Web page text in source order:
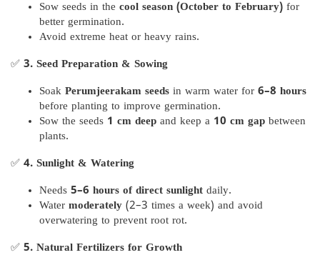
Sow seeds in the cool season (October to February) for
better germination.
Avoid extreme heat or heavy rains.
✅ 3. Seed Preparation & Sowing
Soak Perumjeerakam seeds in warm water for 6–8 hours
before planting to improve germination.
Sow the seeds 1 cm deep and keep a 10 cm gap between
plants.
✅ 4. Sunlight & Watering
Needs 5–6 hours of direct sunlight daily.
Water moderately (2–3 times a week) and avoid
overwatering to prevent root rot.
✅ 5. Natural Fertilizers for Growth